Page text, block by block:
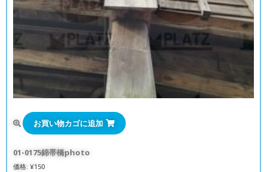
お買い物カゴに追加
01-0175錦帯橋photo
価格: ¥150